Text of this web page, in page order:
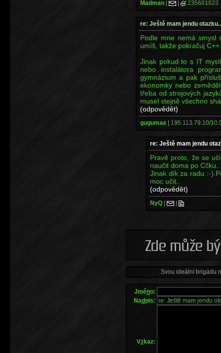
Madman | | 235681823
re: Ještě mam jendu otazku..
Podle mne nemá smysl
umíš, takže pokračuj C++.
Jinak pokud to s IT
nebo instalátora
gymnázium a pak
ekonomky nebo
třeba od strojových
musel stejně všechno
(odpovědět)
gugumaa | 195.113.79.10/
re: Ještě mam jendu
Pravě proto, že se
naučit doma po Cčku..
Jinak dík za radu :-
moc učit..
(odpovědět)
NyQ | |
Svou ideální brigádu
Jméno:
Nadpis:
Vzkaz: